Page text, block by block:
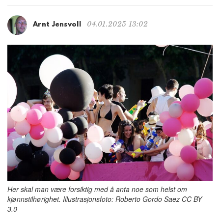
Arnt Jensvoll 04.01.2025 13:02
Her skal man være forsiktig med å anta noe som helst om
kjønnstilhørighet. Illustrasjonsfoto: Roberto Gordo Saez CC BY
3.0